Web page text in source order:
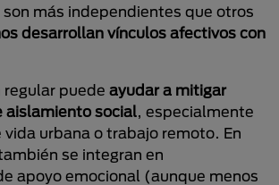
más independientes que otros
desarrollan vínculos afectivos con
regular puede ayudar a mitigar
aislamiento social, especialmente
urbana o trabajo remoto. En
se integran en
apoyo emocional (aunque menos